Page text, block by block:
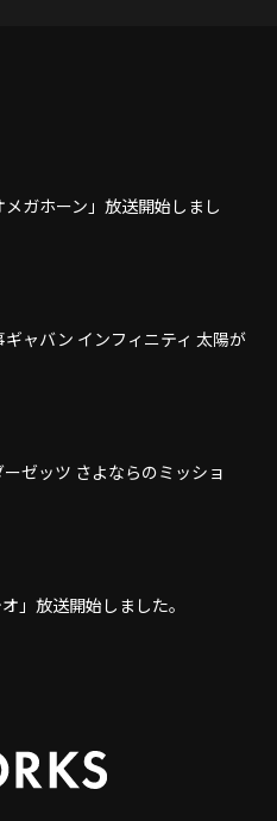
ガホーン」放送開始しまし
ャバン インフィニティ 太陽が
ゼッツ さよならのミッショ
」放送開始しました。